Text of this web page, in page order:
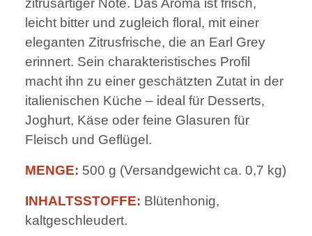
zitrusartiger Note. Das Aroma ist frisch,
leicht bitter und zugleich floral, mit einer
eleganten Zitrusfrische, die an Earl Grey
erinnert. Sein charakteristisches Profil
macht ihn zu einer geschätzten Zutat in der
italienischen Küche – ideal für Desserts,
Joghurt, Käse oder feine Glasuren für
Fleisch und Geflügel.
MENGE: 500 g (Versandgewicht ca. 0,7 kg)
INHALTSSTOFFE: Blütenhonig,
kaltgeschleudert.